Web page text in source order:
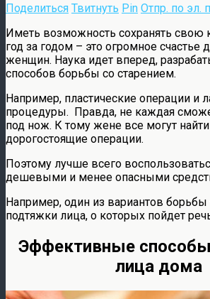
Поделиться Твитнуть Pin Отпр. по эл.
Иметь возможность сохранять свою
год за годом – это огромное счастье
женщин. Наука идет вперед,
способов борьбы со старением.
Например, пластические операции и
процедуры. Правда, не каждая
под нож. К тому жене все могут
дорогостоящие операции.
Поэтому лучше всего
дешевыми и менее опасными
Например, один из вариантов
подтяжки лица, о которых пойдет
Эффективные
лица дома